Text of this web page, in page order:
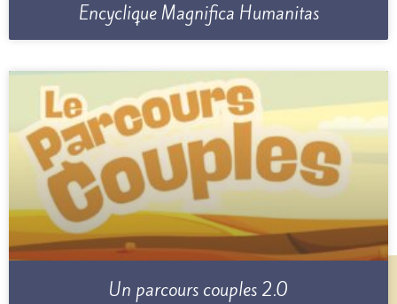
Encyclique Magnifica Humanitas
Un parcours couples 2.0